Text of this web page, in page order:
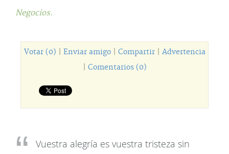
Negocios.
Votar (0) Enviar amigo| Compartir| Advertencia
Comentarios (0)
Vuestra alegría es vuestra tristeza sin